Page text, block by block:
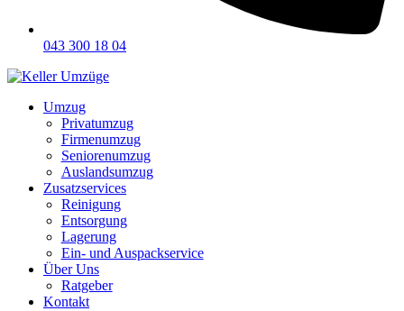
043 300 18 04
Umzug
Privatumzug
Firmenumzug
Seniorenumzug
Auslandsumzug
Zusatzservices
Reinigung
Entsorgung
Lagerung
Ein- und Auspackservice
Über Uns
Ratgeber
Kontakt